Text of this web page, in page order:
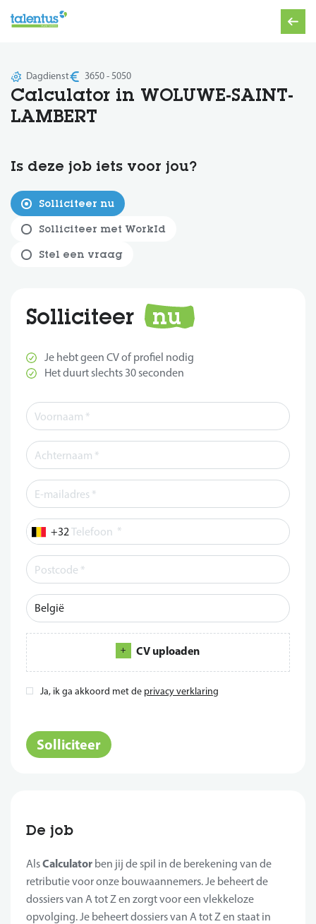
Calculator in WOLUWE-SAINT-
LAMBERT
Dagdienst 3650 - 5050
Is deze job iets voor jou?
Solliciteer nu
Solliciteer met WorkId
Stel een vraag
Solliciteer nu
Je hebt geen CV of profiel nodig
Het duurt slechts 30 seconden
Telefoon *
CV uploaden
Ja, ik ga akkoord met de privacy verklaring
Solliciteer
De job
AlsCalculator ben jij de spil in de berekening van de
retributie voor onze bouwaannemers. Je beheert de
dossiers van A tot Z en zorgt voor een vlekkeloze
opvolging. Je beheert dossiers van A tot Z en staat in